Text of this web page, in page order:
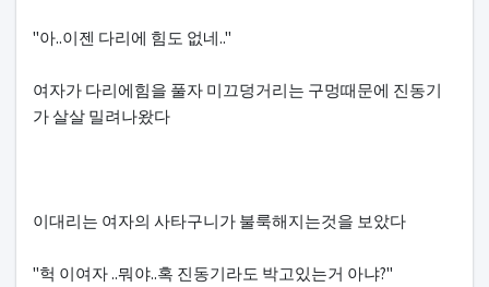
"아..이젠 다리에 힘도 없네.."
여자가 다리에힘을 풀자 미끄덩거리는 구멍때문에 진동기
가 살살 밀려나왔다
이대리는 여자의 사타구니가 불룩해지는것을 보았다
"헉 이여자 ..뭐야..혹 진동기라도 박고있는거 아냐?"